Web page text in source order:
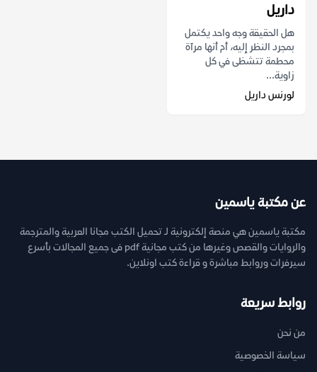
داريل
هل الحقيقة وجه واحد يكتمل
بمجرد النظر إليه، أم أنها مرآة
محطمة تتشظى في كل
زاوية...
لورنس داريل
عن مكتبة ياسمين
مكتبة ياسمين هي منصة إلكترونية لـ تحميل الكتب مجانا العربية والمترجمة
والروايات والقصص وغيرها من كتب مجانية pdf فى جميع المجالات بأسرع
سيرفرات وروابط مباشرة و قراءة كتب اونلاين.
روابط سريعة
من نحن
سياسة الخصوصية